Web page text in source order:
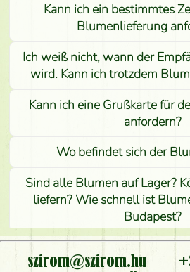
Kann ich ein bestimmtes
Blumenlieferung
Ich weiß nicht, wann der
wird. Kann ich trotzdem
Kann ich eine Grußkarte für
anfordern?
Wo befindet sich der
Sind alle Blumen auf Lager?
liefern? Wie schnell ist
Budapest?
Ist der Blumenladen non
szirom@szirom.hu